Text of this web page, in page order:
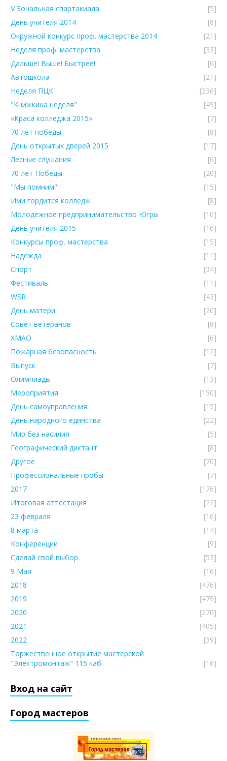
V Зональная спартакиада
[5]
День учителя 2014
[8]
Окружной конкурс проф. мастерства 2014
[21]
Неделя проф. мастерства
[33]
Дальше! Выше! Быстрее!
[6]
Автошкола
[21]
Неделя ПЦК
[236]
"Книжкина неделя"
[49]
«Краса колледжа 2015»
[7]
70 лет победы
[8]
День открытых дверей 2015
[17]
Лесные слушания
[6]
70 лет Победы
[20]
"Мы помним"
[15]
Ими гордится колледж
[8]
Молодежное предпринимательство Югры
[10]
День учителя 2015
[16]
Конкурсы проф. мастерства
[15]
Надежда
[11]
Спорт
[34]
Фестиваль
[11]
WSR
[43]
День матери
[20]
Совет ветеранов
[8]
ХМАО
[6]
Пожарная безопасность
[12]
Выпуск
[7]
Олимпиады
[13]
Мероприятия
[150]
День самоуправления
[15]
День народного единства
[22]
Мир без насилия
[5]
Географический диктант
[8]
Другое
[70]
Профессиональные пробы
[7]
2017
[176]
Итоговая аттестация
[22]
23 февраля
[16]
8 марта
[14]
Конференции
[9]
Сделай свой выбор
[53]
9 Мая
[16]
2018
[476]
2019
[479]
2020
[270]
2021
[405]
2022
[39]
Торжественное открытие мастерской
"Электромонтаж" 115 каб
[16]
Вход на сайт
Город мастеров